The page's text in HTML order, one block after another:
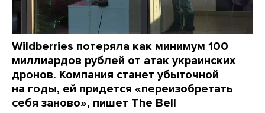
Wildberries потеряла как минимум 100
миллиардов рублей от атак украинских
дронов. Компания станет убыточной
на годы, ей придется «переизобретать
себя заново», пишет The Bell